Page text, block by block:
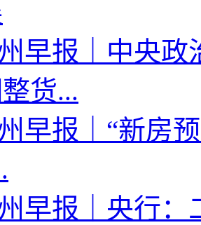
早报｜中央
货...
早报｜“新房
早报｜央行